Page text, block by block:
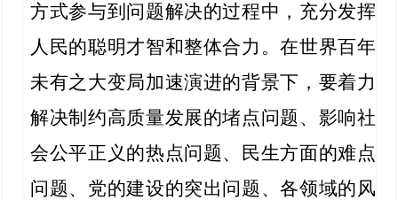
方式参与到问题解决的过程中，充分发挥
人民的聪明才智和整体合力。在世界百年
未有之大变局加速演进的背景下，要着力
解决制约高质量发展的堵点问题、影响社
会公平正义的热点问题、民生方面的难点
问题、党的建设的突出问题、各领域的风